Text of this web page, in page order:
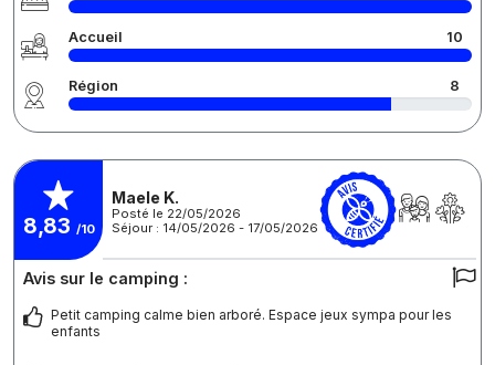
Accueil 10
Région 8
8,83 /10
Maele K.
Posté le 22/05/2026
Séjour : 14/05/2026 - 17/05/2026
Avis sur le camping :
Petit camping calme bien arboré. Espace jeux sympa pour les
enfants